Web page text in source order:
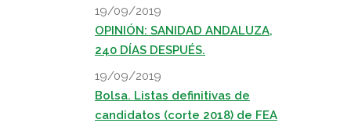
19/09/2019
OPINIÓN: SANIDAD ANDALUZA,
240 DÍAS DESPUÉS.
19/09/2019
Bolsa. Listas definitivas de
candidatos (corte 2018) de FEA